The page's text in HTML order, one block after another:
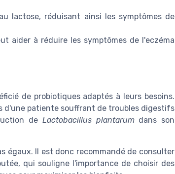
lactose, réduisant ainsi les symptômes de
aider à réduire les symptômes de l'eczéma
de probiotiques adaptés à leurs besoins.
d'une patiente souffrant de troubles digestifs
de Lactobacillus plantarumdans son
égaux. Il est donc recommandé de consulter
qui souligne l'importance de choisir des